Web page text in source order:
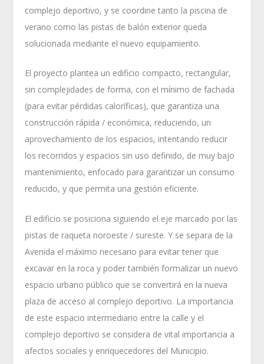
complejo deportivo, y se coordine tanto la piscina de
verano como las pistas de balón exterior queda
solucionada mediante el nuevo equipamiento.
El proyecto plantea un edificio compacto, rectangular,
sin complejidades de forma, con el mínimo de fachada
(para evitar pérdidas caloríficas), que garantiza una
construcción rápida / económica, reduciendo, un
aprovechamiento de los espacios, intentando reducir
los recorridos y espacios sin uso definido, de muy bajo
mantenimiento, enfocado para garantizar un consumo
reducido, y que permita una gestión eficiente.
El edificio se posiciona siguiendo el eje marcado por las
pistas de raqueta noroeste / sureste. Y se separa de la
Avenida el máximo necesario para evitar tener que
excavar en la roca y poder también formalizar un nuevo
espacio urbano público que se convertirá en la nueva
plaza de acceso al complejo deportivo. La importancia
de este espacio intermediario entre la calle y el
complejo deportivo se considera de vital importancia a
afectos sociales y enriquecedores del Municipio.